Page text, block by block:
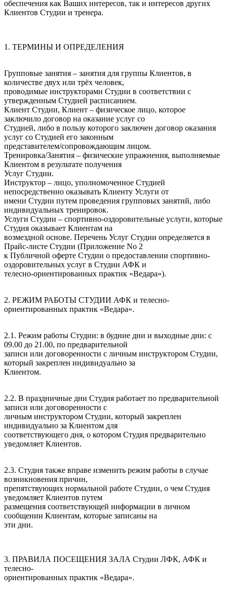
обеспечения как Ваших интересов, так и интересов других
Клиентов Студии и тренера.
1. ТЕРМИНЫ И ОПРЕДЕЛЕНИЯ
Групповые занятия – занятия для группы Клиентов, в
количестве двух или трёх человек,
проводимые инструкторами Студии в соответствии с
утвержденным Студией расписанием.
Клиент Студии, Клиент – физическое лицо, которое
заключило договор на оказание услуг со
Студией, либо в пользу которого заключен договор оказания
услуг со Студией его законным
представителем/сопровождающим лицом.
Тренировка/Занятия – физические упражнения, выполняемые
Клиентом в результате получения
Услуг Студии.
Инструктор – лицо, уполномоченное Студией
непосредственно оказывать Клиенту Услуги от
имени Студии путем проведения групповых занятий, либо
индивидуальных тренировок.
Услуги Студии – спортивно-оздоровительные услуги, которые
Студия оказывает Клиентам на
возмездной основе. Перечень Услуг Студии определяется в
Прайс-листе Студии (Приложение No 2
к Публичной оферте Студии о предоставлении спортивно-
оздоровительных услуг в Студии АФК и
телесно-ориентированных практик «Ведара»).
2. РЕЖИМ РАБОТЫ СТУДИИ АФК и телесно-
ориентированных практик «Ведара».
2.1. Режим работы Студии: в будние дни и выходные дни: с
09.00 до 21.00, по предварительной
записи или договоренности с личным инструктором Студии,
который закреплен индивидуально за
Клиентом.
2.2. В праздничные дни Студия работает по предварительной
записи или договоренности с
личным инструктором Студии, который закреплен
индивидуально за Клиентом для
соответствующего дня, о котором Студия предварительно
уведомляет Клиентов.
2.3. Студия также вправе изменить режим работы в случае
возникновения причин,
препятствующих нормальной работе Студии, о чем Студия
уведомляет Клиентов путем
размещения соответствующей информации в личном
сообщении Клиентам, которые записаны на
эти дни.
3. ПРАВИЛА ПОСЕЩЕНИЯ ЗАЛА Студии ЛФК, АФК и
телесно-
ориентированных практик «Ведара».